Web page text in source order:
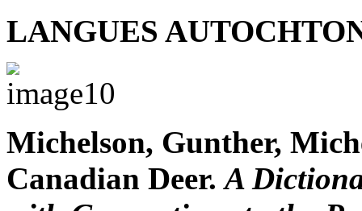
LANGUES
Michelson, Gunther,
Canadian Deer.A